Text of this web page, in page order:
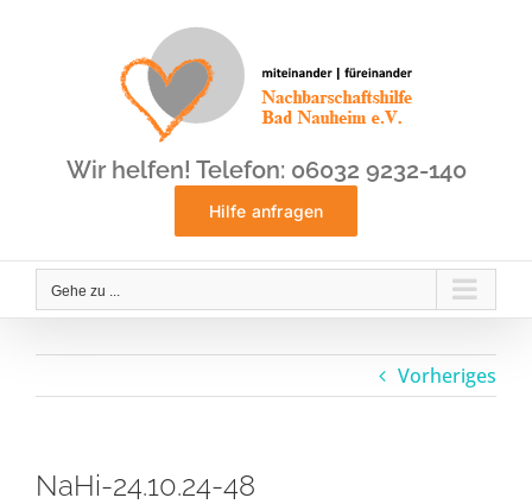
Wir helfen! Telefon: 06032 9232-140
Hilfe anfragen
Gehe zu ...
Vorheriges
NaHi-24.10.24-48